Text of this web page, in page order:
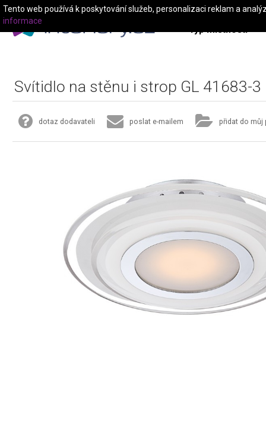
Typ místnosti
Svítidlo na stěnu i strop GL 41683-3
dotaz dodavateli poslat e-mailem přidat do můj
Tento web používá k poskytování služeb, personalizaci reklam a
informace